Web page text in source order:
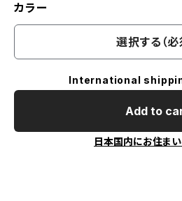
カラー
選択する（必
International
Add to
日本国内にお住ま